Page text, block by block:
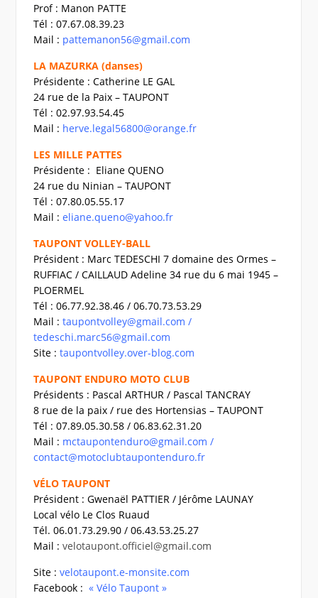
Prof : Manon PATTE
Tél : 07.67.08.39.23
Mail : pattemanon56@gmail.com
LA MAZURKA (danses)
Présidente : Catherine LE GAL
24 rue de la Paix – TAUPONT
Tél : 02.97.93.54.45
Mail : herve.legal56800@orange.fr
LES MILLE PATTES
Présidente : Eliane QUENO
24 rue du Ninian – TAUPONT
Tél : 07.80.05.55.17
Mail : eliane.queno@yahoo.fr
TAUPONT VOLLEY-BALL
Président : Marc TEDESCHI 7 domaine des Ormes –
RUFFIAC / CAILLAUD Adeline 34 rue du 6 mai 1945 –
PLOERMEL
Tél : 06.77.92.38.46 / 06.70.73.53.29
Mail : taupontvolley@gmail.com /
tedeschi.marc56@gmail.com
Site : taupontvolley.over-blog.com
TAUPONT ENDURO MOTO CLUB
Présidents : Pascal ARTHUR / Pascal TANCRAY
8 rue de la paix / rue des Hortensias – TAUPONT
Tél : 07.89.05.30.58 / 06.83.62.31.20
Mail : mctaupontenduro@gmail.com /
contact@motoclubtaupontenduro.fr
VÉLO TAUPONT
Président : Gwenaël PATTIER / Jérôme LAUNAY
Local vélo Le Clos Ruaud
Tél. 06.01.73.29.90 / 06.43.53.25.27
Mail : velotaupont.officiel@gmail.com
Site : velotaupont.e-monsite.com
Facebook : « Vélo Taupont »